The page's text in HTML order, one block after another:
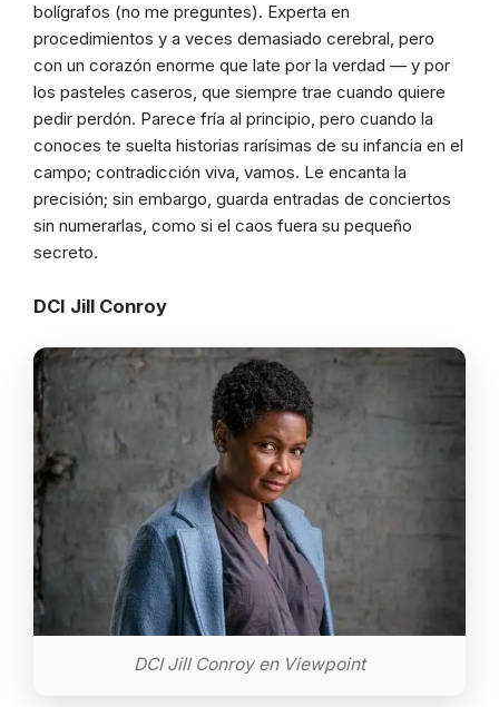
bolígrafos (no me preguntes). Experta en
procedimientos y a veces demasiado cerebral, pero
con un corazón enorme que late por la verdad — y por
los pasteles caseros, que siempre trae cuando quiere
pedir perdón. Parece fría al principio, pero cuando la
conoces te suelta historias rarísimas de su infancia en el
campo; contradicción viva, vamos. Le encanta la
precisión; sin embargo, guarda entradas de conciertos
sin numerarlas, como si el caos fuera su pequeño
secreto.
DCI Jill Conroy
DCI Jill Conroy en Viewpoint